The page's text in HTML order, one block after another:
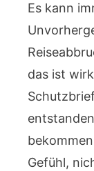
Es kann
das ist
Gefühl,